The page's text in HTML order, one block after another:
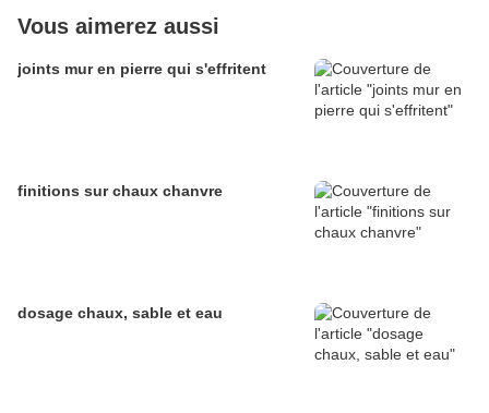
Vous aimerez aussi
joints mur en pierre qui s'effritent
finitions sur chaux chanvre
dosage chaux, sable et eau